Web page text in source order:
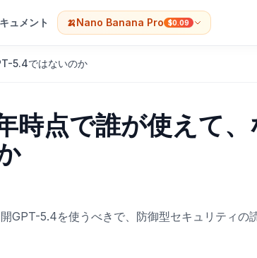
ュメント 🍌Nano Banana Pro $0.09
5.4ではないのか
点で誰が使えて、
GPT-5.4を使うべきで、防御型セキュリティの